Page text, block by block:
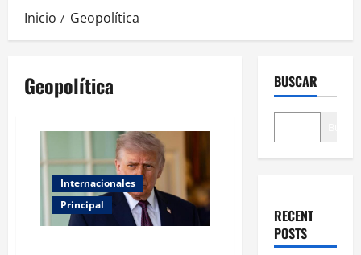
Inicio Geopolítica
Geopolítica
Internacionales
Principal
BUSCAR
RECENT
POSTS